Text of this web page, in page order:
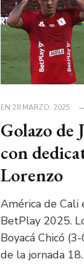
EN 28 MARZO, 2025
Golazo
con
Lorenzo
América de Cali
BetPlay 2025.
Boyacá Chicó
de la jornada